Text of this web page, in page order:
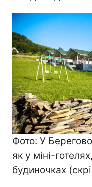
Фото: У
як у міні-
будиночках